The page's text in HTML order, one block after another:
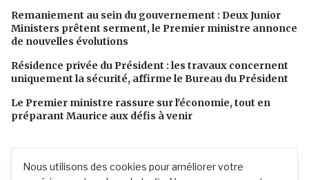
Nous utilisons des cookies pour améliorer votre
Remaniement au sein du gouvernement : Deux Junior
Ministers prêtent serment, le Premier ministre annonce
de nouvelles évolutions
Résidence privée du Président : les travaux concernent
uniquement la sécurité, affirme le Bureau du Président
Le Premier ministre rassure sur l'économie, tout en
préparant Maurice aux défis à venir